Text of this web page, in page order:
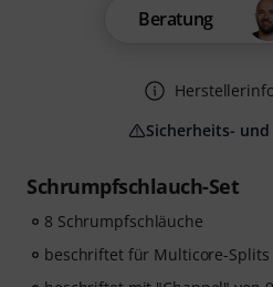
Schrumpfschlauch-Set
8 Schrumpfschläuche
beschriftet für Multicore-Splits
Beratung
Sicherheits-